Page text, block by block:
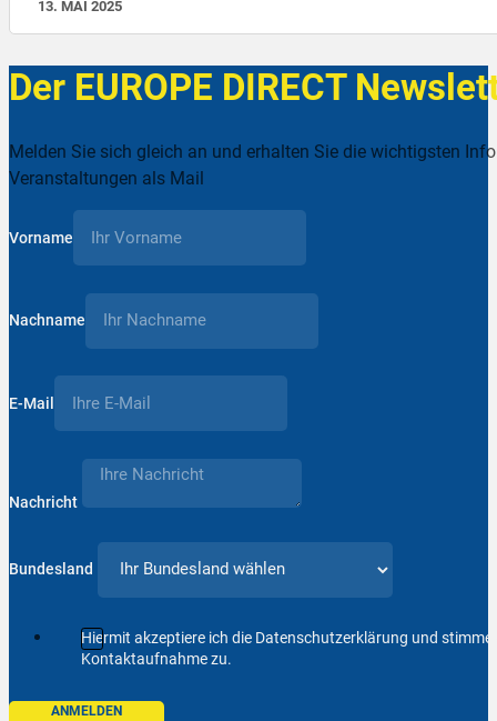
13. MAI 2025
Der EUROPE DIRECT
Melden Sie sich gleich an und erhalten Sie die wichtigsten
Veranstaltungen als Mail
Vorname
Nachname
E-Mail
Nachricht
Bundesland
Hiermit akzeptiere ich die Datenschutzerklärung und
Kontaktaufnahme zu.
ANMELDEN